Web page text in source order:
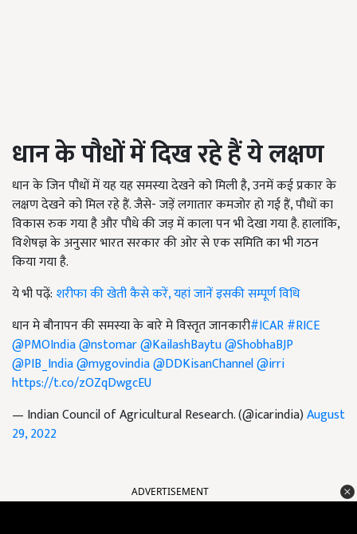
धान के पौधों में दिख रहे हैं ये लक्षण
धान के जिन पौधों में यह यह समस्या देखने को मिली है, उनमें कई प्रकार के
लक्षण देखने को मिल रहे हैं. जैसे- जड़ें लगातार कमजोर हो गई हैं, पौधों का
विकास रुक गया है और पौधे की जड़ में काला पन भी देखा गया है. हालांकि,
विशेषज्ञ के अनुसार भारत सरकार की ओर से एक समिति का भी गठन
किया गया है.
ये भी पढ़ें: शरीफा की खेती कैसे करें, यहां जानें इसकी सम्पूर्ण विधि
धान मे बौनापन की समस्या के बारे मे विस्तृत जानकारी#ICAR#RICE
@PMOIndia@nstomar@KailashBaytu@ShobhaBJP
@PIB_India@mygovindia@DDKisanChannel@irri
https://t.co/zOZqDwgcEU
— Indian Council of Agricultural Research. (@icarindia)August
29, 2022
ADVERTISEMENT